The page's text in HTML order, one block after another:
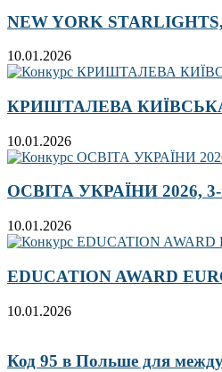
NEW YORK
10.01.2026
КРИШТАЛЕВА КИЇВСЬКА
10.01.2026
ОСВІТА УКРАЇНИ 2026, 3-й
10.01.2026
EDUCATION AWARD
10.01.2026
Код 95 в Польше для